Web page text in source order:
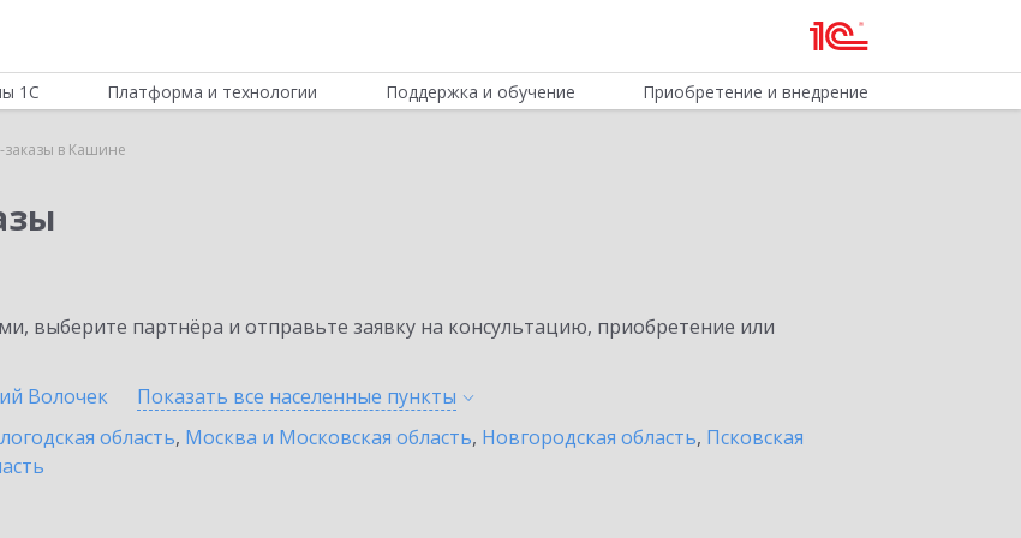
1С Платформа и технологии Поддержка и обучение Приобретение и внедрение
заказы в Кашине
выберите партнёра и отправьте заявку на консультацию, приобретение или
Волочек Показать все населенные пункты
область, Москва и Московская область, Новгородская область, Псковская